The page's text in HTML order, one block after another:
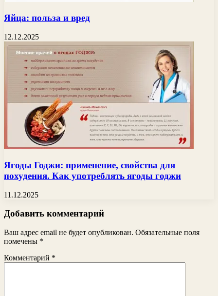
Яйца: польза и вред
12.12.2025
Ягоды Годжи: применение, свойства для
похудения. Как употреблять ягоды годжи
11.12.2025
Добавить комментарий
Ваш адрес email не будет опубликован. Обязательные поля
помечены *
Комментарий *